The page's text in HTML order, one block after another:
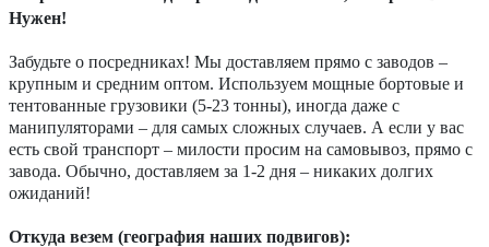
Нужен!
Забудьте о посредниках! Мы доставляем прямо с заводов –
крупным и средним оптом. Используем мощные бортовые и
тентованные грузовики (5-23 тонны), иногда даже с
манипуляторами – для самых сложных случаев. А если у вас
есть свой транспорт – милости просим на самовывоз, прямо с
завода. Обычно, доставляем за 1-2 дня – никаких долгих
ожиданий!
Откуда везем (география наших подвигов):